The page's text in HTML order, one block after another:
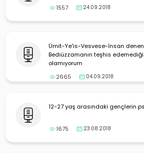
1557 24.09.2018
Ümit-Ye'is-Vesvese-İnsan
Bediüzzamanın teşhis
olamıyorum
2665
04.09.2018
12-27 yaş arasındaki gençlerin
1675 23.08.2018